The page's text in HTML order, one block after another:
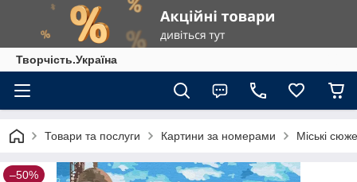
Творчість.Україна
Товари та послуги Картини за номерами Міські
–50%